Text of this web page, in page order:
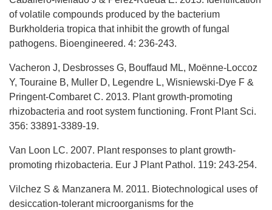
of volatile compounds produced by the bacterium
Burkholderia tropica that inhibit the growth of fungal
pathogens. Bioengineered. 4: 236-243.
Vacheron J, Desbrosses G, Bouffaud ML, Moënne-Loccoz
Y, Touraine B, Muller D, Legendre L, Wisniewski-Dye F &
Pringent-Combaret C. 2013. Plant growth-promoting
rhizobacteria and root system functioning. Front Plant Sci.
356: 33891-3389-19.
Van Loon LC. 2007. Plant responses to plant growth-
promoting rhizobacteria. Eur J Plant Pathol. 119: 243-254.
Vilchez S & Manzanera M. 2011. Biotechnological uses of
desiccation-tolerant microorganisms for the